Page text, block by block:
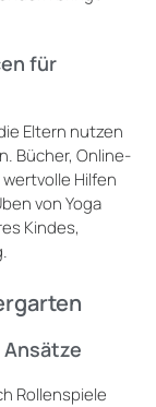
für
Eltern nutzen
Bücher, Online-
Hilfen
von Yoga
Kindes,
Rollenspiele